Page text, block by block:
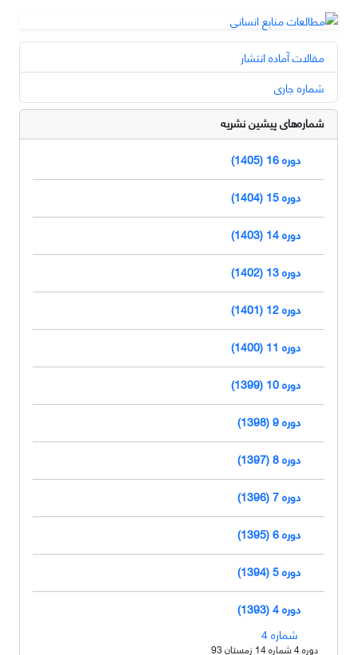
مقالات آماده انتشار
شماره جاری
شماره‌های پیشین نشریه
دوره 16 (1405)
دوره 15 (1404)
دوره 14 (1403)
دوره 13 (1402)
دوره 12 (1401)
دوره 11 (1400)
دوره 10 (1399)
دوره 9 (1398)
دوره 8 (1397)
دوره 7 (1396)
دوره 6 (1395)
دوره 5 (1394)
دوره 4 (1393)
شماره 4
دوره 4 شماره 14 زمستان 93